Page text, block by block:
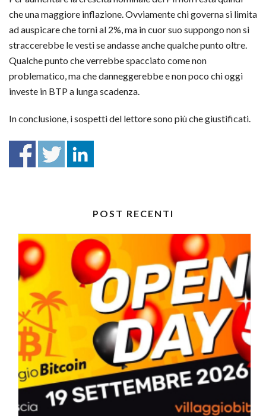
che una maggiore inflazione. Ovviamente chi governa si limita
ad auspicare che torni al 2%, ma in cuor suo suppongo non si
straccerebbe le vesti se andasse anche qualche punto oltre.
Qualche punto che verrebbe spacciato come non
problematico, ma che danneggerebbe e non poco chi oggi
investe in BTP a lunga scadenza.
In conclusione, i sospetti del lettore sono più che giustificati.
POST RECENTI